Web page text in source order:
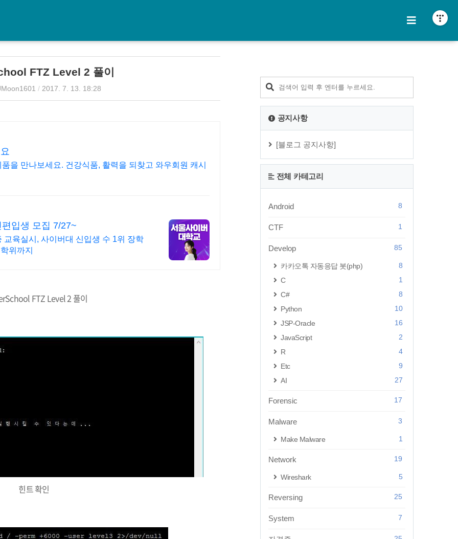
FTZ Level 2 풀이
/ 2017. 7. 13. 18:28
을 만나보세요. 건강식품, 활력을 되찾고 와우회원 캐시
입생 모집 7/27~
육실시, 사이버대 신입생 수 1위 장학
위까지
FTZ Level 2 풀이
힌트 확인
공지사항
[블로그 공지사항]
전체 카테고리
Android 8
CTF 1
Develop 85
카카오톡 자동응답 봇(php)
8
C
1
C#
8
Python
10
JSP-Oracle
16
JavaScript
2
R
4
Etc
9
AI
27
Forensic 17
Malware 3
Make Malware 1
Network 19
Wireshark 5
Reversing 25
System 7
티스토리툴바